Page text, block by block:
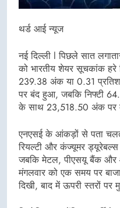
थर्ड आई न्यूज
नई दिल्ली l पिछले सात
को भारतीय शेयर सूचकांक
239.38 अंक या 0.31
पर बंद हुआ, जबकि निफ्टी
के साथ 23,518.50 अंक पर
एनएसई के आंकड़ों से पता
रियल्टी और कंज्यूमर
जबकि मेटल, पीएसयू बैंक और
मंगलवार को एक समय पर
दिखी, बाद में ऊपरी स्तरों पर